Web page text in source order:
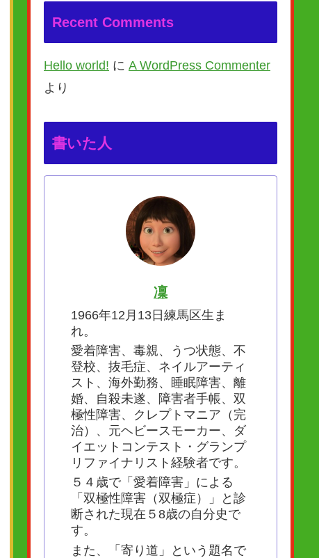
Recent Comments
Hello world! に A WordPress Commenter
より
書いた人
凜
1966年12月13日練馬区生ま
れ。
愛着障害、毒親、うつ状態、不
登校、抜毛症、ネイルアーティ
スト、海外勤務、睡眠障害、離
婚、自殺未遂、障害者手帳、双
極性障害、クレプトマニア（完
治）、元ヘビースモーカー、ダ
イエットコンテスト・グランプ
リファイナリスト経験者です。
５４歳で「愛着障害」による
「双極性障害（双極症）」と診
断された現在５8歳の自分史で
す。
また、「寄り道」という題名で